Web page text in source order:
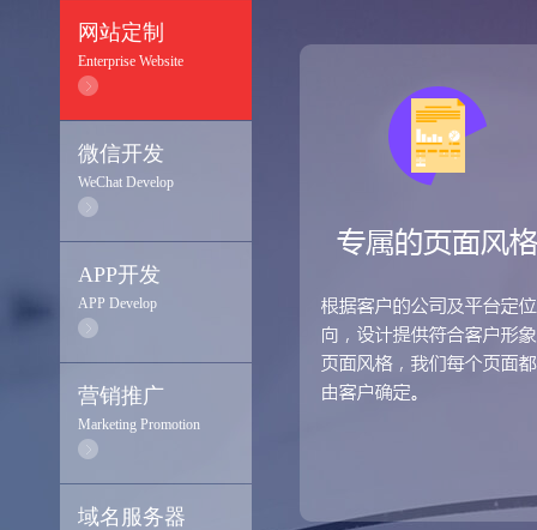
网站定制
Enterprise Website
微信开发
WeChat Develop
APP开发
APP Develop
营销推广
Marketing Promotion
域名服务器